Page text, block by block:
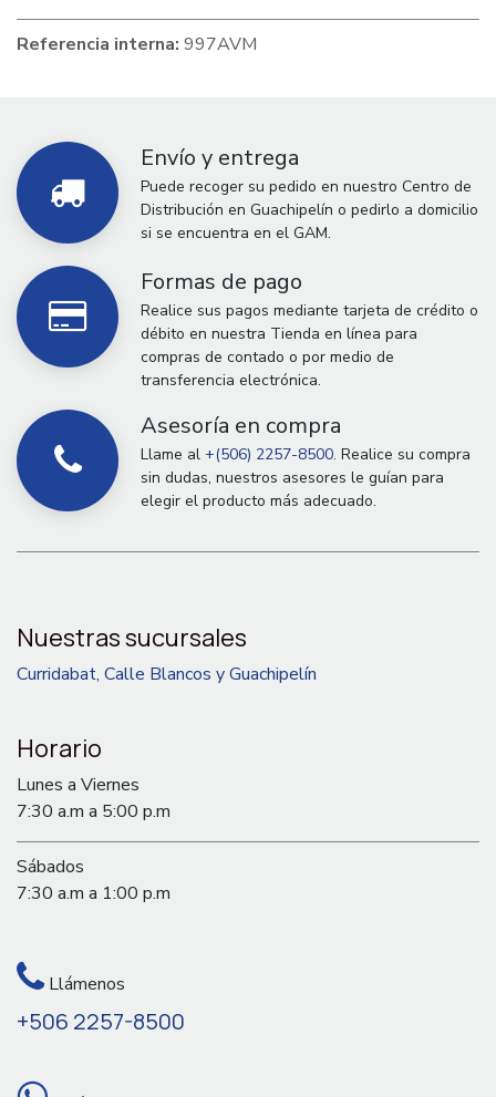
Referencia interna: 997AVM
Envío y entrega
Puede recoger su pedido en nuestro Centro de
Distribución en Guachipelín o pedirlo a domicilio
si se encuentra en el GAM.
Formas de pago
Realice sus pagos mediante tarjeta de crédito o
débito en nuestra Tienda en línea para
compras de contado o por medio de
transferencia electrónica.
Asesoría en compra
Llame al +(506) 2257-8500. Realice su compra
sin dudas, nuestros asesores le guían para
elegir el producto más adecuado.
Nuestras sucursales
Curridabat, Calle Blancos y Guachipelín
Horario
Lunes a Viernes
7:30 a.m a 5:00 p.m
Sábados
7:30 a.m a 1:00 p.m
Llámenos
+506 2257-8500